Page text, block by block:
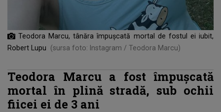
Teodora Marcu, tânăra împușcată mortal de fostul ei iubit,
Robert Lupu
(sursa foto: Instagram / Teodora Marcu)
Teodora Marcu a fost împuşcată
mortal în plină stradă, sub ochii
fiicei ei de 3 ani